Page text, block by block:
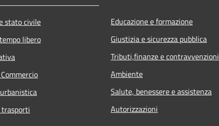
stato civile
libero
Educazione e formazione
Giustizia e sicurezza pubblica
Tributi,finanze e contravvenzioni
Ambiente
Salute, benessere e assistenza
Autorizzazioni